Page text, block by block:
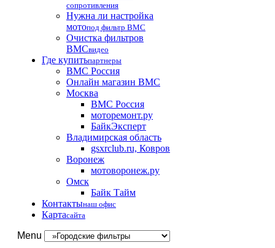
сопротивления
Нужна ли настройка
мотопод фильтр BMC
Очистка фильтров
BMCвидео
Где купитьпартнеры
BMC Россия
Онлайн магазин BMC
Москва
BMC Россия
моторемонт.ру
БайкЭксперт
Владимирская область
gsxrclub.ru, Ковров
Воронеж
мотоворонеж.ру
Омск
Байк Тайм
Контактынаш офис
Картасайта
Menu